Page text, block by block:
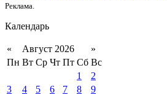
Реклама.
Календарь
« Август 2026
»
Пн Вт Ср Чт Пт Сб Вс
1
2
3
4 5 6 7 8
9